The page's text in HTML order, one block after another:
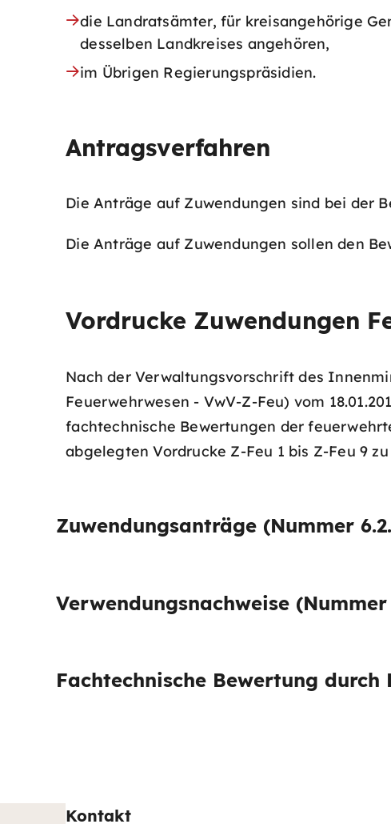
die Landratsämter, für kreisangehörige
desselben Landkreises angehören,
im Übrigen Regierungspräsidien.
Antragsverfahren
Die Anträge auf Zuwendungen sind bei der
Die Anträge auf Zuwendungen sollen den
Vordrucke Zuwendungen
Nach der Verwaltungsvorschrift des
Feuerwehrwesen - VwV-Z-Feu) vom
fachtechnische Bewertungen der
abgelegten Vordrucke Z-Feu 1 bis Z-Feu 9
Zuwendungsanträge (Nummer
Verwendungsnachweise
Fachtechnische Bewertung
Kontakt